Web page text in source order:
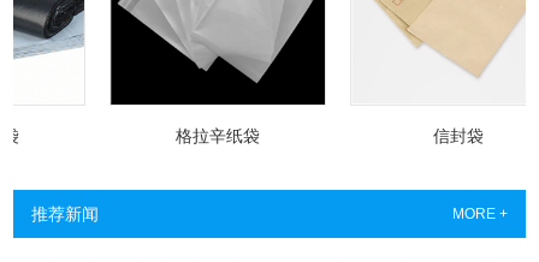
格拉辛纸袋 信封袋
推荐新闻 MORE +